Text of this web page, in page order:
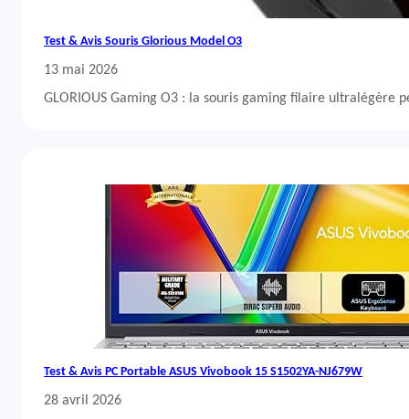
Test & Avis Souris Glorious Model O3
13 mai 2026
GLORIOUS Gaming O3 : la souris gaming filaire ultralégère
Test & Avis PC Portable ASUS Vivobook 15 S1502YA-NJ679W
28 avril 2026